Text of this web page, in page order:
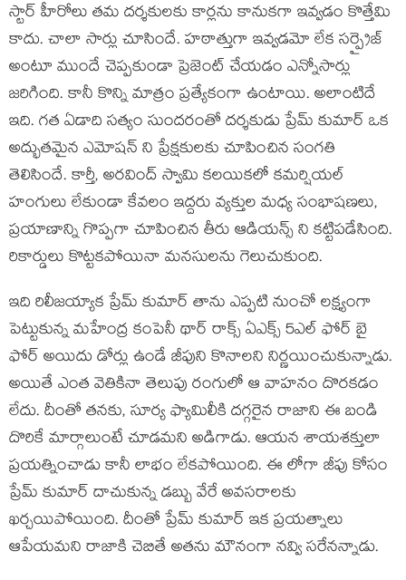
స్టార్ హీరోలు తమ దర్శకులకు కార్లను కానుకగా ఇవ్వడం కొత్తేమి
కాదు. చాలా సార్లు చూసిందే. హఠాత్తుగా ఇవ్వడమో లేక సర్ప్రైజ్
అంటూ ముందే చెప్పకుండా ప్రెజెంట్ చేయడం ఎన్నోసార్లు
జరిగింది. కానీ కొన్ని మాత్రం ప్రత్యేకంగా ఉంటాయి. అలాంటిదే
ఇది. గత ఏడాది సత్యం సుందరంతో దర్శకుడు ప్రేమ్ కుమార్ ఒక
అద్భుతమైన ఎమోషన్ ని ప్రేక్షకులకు చూపించిన సంగతి
తెలిసిందే. కార్తీ, అరవింద్ స్వామి కలయికలో కమర్షియల్
హంగులు లేకుండా కేవలం ఇద్దరు వ్యక్తుల మధ్య సంభాషణలు,
ప్రయాణాన్ని గొప్పగా చూపించిన తీరు ఆడియన్స్ ని కట్టిపడేసింది.
రికార్డులు కొట్టకపోయినా మనసులను గెలుచుకుంది.
ఇది రిలీజయ్యాక ప్రేమ్ కుమార్ తాను ఎప్పటి నుంచో లక్ష్యంగా
పెట్టుకున్న మహేంద్ర కంపెనీ థార్ రాక్స్ ఏఎక్స్ 5ఎల్ ఫోర్ బై
ఫోర్ అయిదు డోర్లు ఉండే జీపుని కొనాలని నిర్ణయించుకున్నాడు.
అయితే ఎంత వెతికినా తెలుపు రంగులో ఆ వాహనం దొరకడం
లేదు. దీంతో తనకు, సూర్య ఫ్యామిలీకి దగ్గరైన రాజాని ఈ బండి
దొరికే మార్గాలుంటే చూడమని అడిగాడు. ఆయన శాయశక్తులా
ప్రయత్నించాడు కానీ లాభం లేకపోయింది. ఈ లోగా జీపు కోసం
ప్రేమ్ కుమార్ దాచుకున్న డబ్బు వేరే అవసరాలకు
ఖర్చయిపోయింది. దీంతో ప్రేమ్ కుమార్ ఇక ప్రయత్నాలు
ఆపేయమని రాజాకి చెబితే అతను మౌనంగా నవ్వి సరేనన్నాడు.